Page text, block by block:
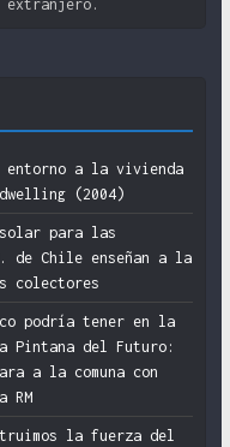
extranjero.
a la vivienda
dwelling (2004)
para las
de Chile enseñan a la
colectores
podría tener en la
Pintana del Futuro:
a la comuna con
RM
la fuerza del